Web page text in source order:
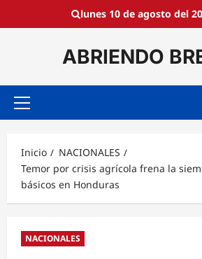
lunes 10 de agosto del
ABRIENDO
Menú
Inicio
NACIONALES
Temor por crisis agrícola frena la
básicos en Honduras
NACIONALES